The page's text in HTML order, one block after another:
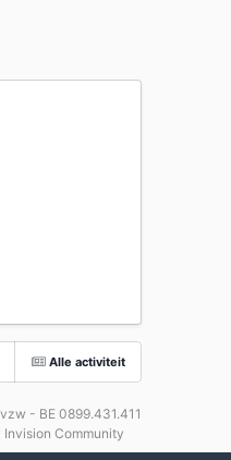
Alle activiteit
- BE 0899.431.411
Invision Community